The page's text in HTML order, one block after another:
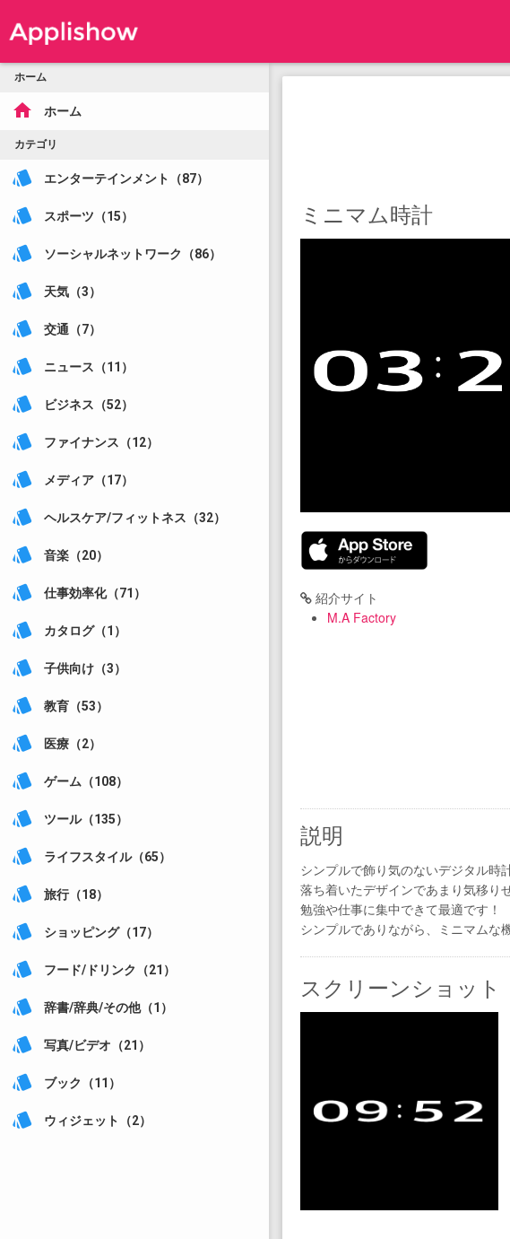
ホーム
home ホーム
カテゴリ
style エンターテインメント（87）
style スポーツ（15）
style ソーシャルネットワーク（86）
style 天気（3）
style 交通（7）
style ニュース（11）
style ビジネス（52）
style ファイナンス（12）
style メディア（17）
style ヘルスケア/フィットネス（32）
style 音楽（20）
style 仕事効率化（71）
style カタログ（1）
style 子供向け（3）
style 教育（53）
style 医療（2）
style ゲーム（108）
style ツール（135）
style ライフスタイル（65）
style 旅行（18）
style ショッピング（17）
style フード/ドリンク（21）
style 辞書/辞典/その他（1）
style 写真/ビデオ（21）
style ブック（11）
style ウィジェット（2）
ミニマム時計
紹介サイト
M.A Factory
説明
シンプルで飾り気のないデジタル時計
落ち着いたデザインであまり気移りせ
勉強や仕事に集中できて最適です！
シンプルでありながら、ミニマムな
スクリーンショット